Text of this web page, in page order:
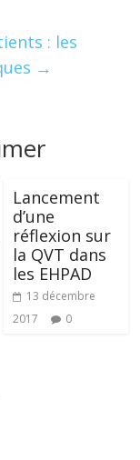
: les
→
Lancement
d’une
réflexion sur
la QVT dans
les EHPAD
13 décembre
2017
0